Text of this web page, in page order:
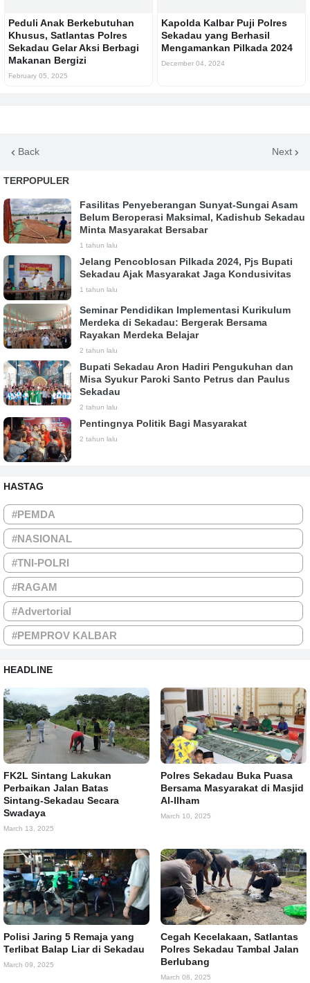
Peduli Anak Berkebutuhan
Khusus, Satlantas Polres
Sekadau Gelar Aksi Berbagi
Makanan Bergizi
February 05, 2025
Kapolda Kalbar Puji Polres
Sekadau yang Berhasil
Mengamankan Pilkada 2024
December 04, 2024
Back Next
TERPOPULER
Fasilitas Penyeberangan Sunyat-Sungai Asam
Belum Beroperasi Maksimal, Kadishub Sekadau
Minta Masyarakat Bersabar
1 tahun lalu
Jelang Pencoblosan Pilkada 2024, Pjs Bupati
Sekadau Ajak Masyarakat Jaga Kondusivitas
1 tahun lalu
Seminar Pendidikan Implementasi Kurikulum
Merdeka di Sekadau: Bergerak Bersama
Rayakan Merdeka Belajar
2 tahun lalu
Bupati Sekadau Aron Hadiri Pengukuhan dan
Misa Syukur Paroki Santo Petrus dan Paulus
Sekadau
2 tahun lalu
Pentingnya Politik Bagi Masyarakat
2 tahun lalu
HASTAG
#PEMDA
#NASIONAL
#TNI-POLRI
#RAGAM
#Advertorial
#PEMPROV KALBAR
HEADLINE
FK2L Sintang Lakukan
Perbaikan Jalan Batas
Sintang-Sekadau Secara
Swadaya
March 13, 2025
Polres Sekadau Buka Puasa
Bersama Masyarakat di Masjid
Al-Ilham
March 10, 2025
Polisi Jaring 5 Remaja yang
Terlibat Balap Liar di Sekadau
March 09, 2025
Cegah Kecelakaan, Satlantas
Polres Sekadau Tambal Jalan
Berlubang
March 08, 2025